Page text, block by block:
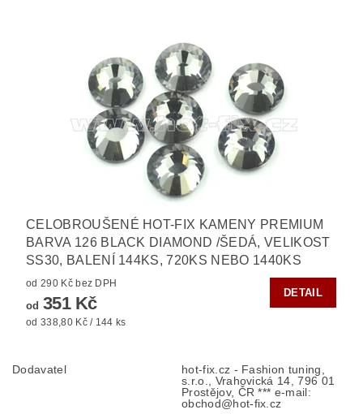
CELOBROUŠENÉ HOT-FIX KAMENY PREMIUM
BARVA 126 BLACK DIAMOND /ŠEDÁ, VELIKOST
SS30, BALENÍ 144KS, 720KS NEBO 1440KS
od 290 Kč bez DPH
od 351 Kč
od 338,80 Kč / 144 ks
DETAIL
Dodavatel
hot-fix.cz - Fashion tuning,
s.r.o., Vrahovická 14, 796 01
Prostějov, ČR *** e-mail:
obchod@hot-fix.cz